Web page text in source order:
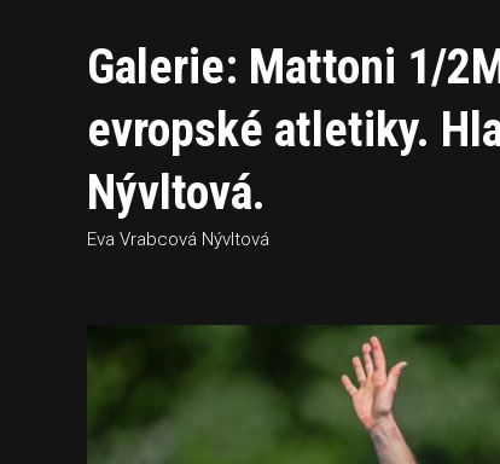
Galerie: Mattoni 1/
evropské atletiky.
Nývltová.
Eva Vrabcová Nývltová